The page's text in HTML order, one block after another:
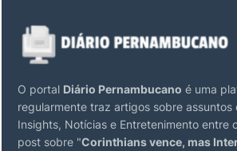
O portal Diário Pernambucano é uma
regularmente traz artigos sobre
Insights, Notícias e Entretenimento entre
post sobre "Corinthians vence, mas